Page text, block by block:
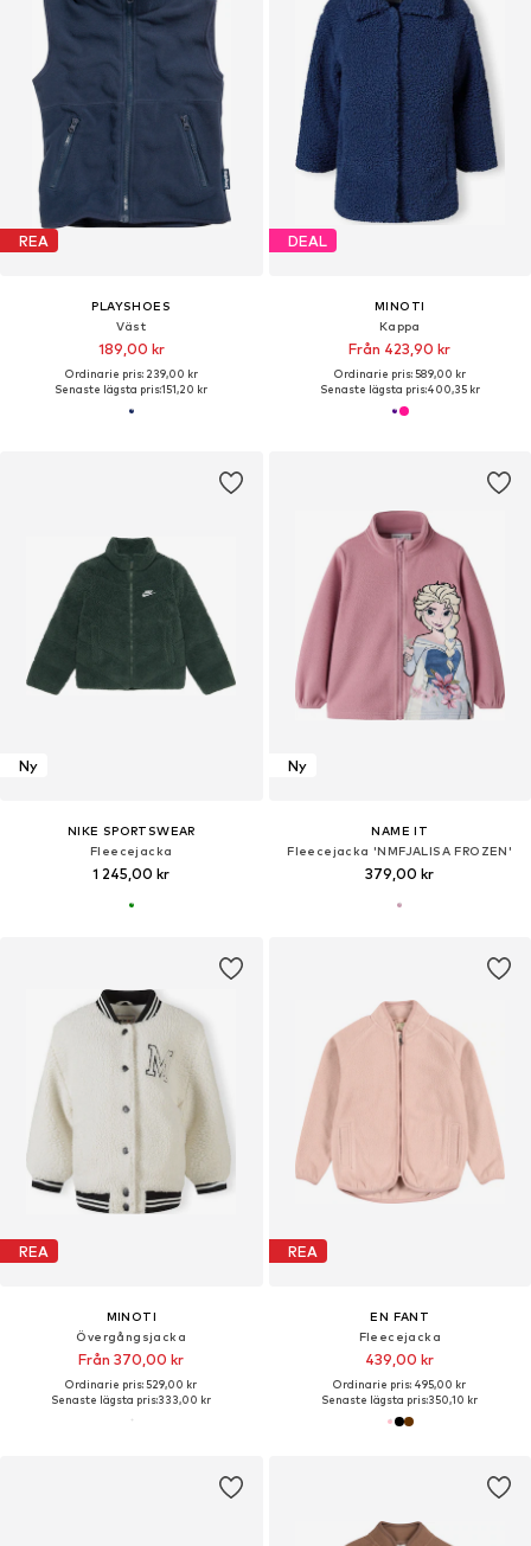
REA
PLAYSHOES
Väst
189,00 kr
Ordinarie pris: 239,00 kr
Senaste lägsta pris:151,20 kr
DEAL
MINOTI
Kappa
Från 423,90 kr
Ordinarie pris: 589,00 kr
Senaste lägsta pris:400,35 kr
Ny
NIKE SPORTSWEAR
Fleecejacka
1 245,00 kr
Ny
NAME IT
Fleecejacka 'NMFJALISA FROZEN'
379,00 kr
REA
MINOTI
Övergångsjacka
Från 370,00 kr
Ordinarie pris: 529,00 kr
Senaste lägsta pris:333,00 kr
REA
EN FANT
Fleecejacka
439,00 kr
Ordinarie pris: 495,00 kr
Senaste lägsta pris:350,10 kr